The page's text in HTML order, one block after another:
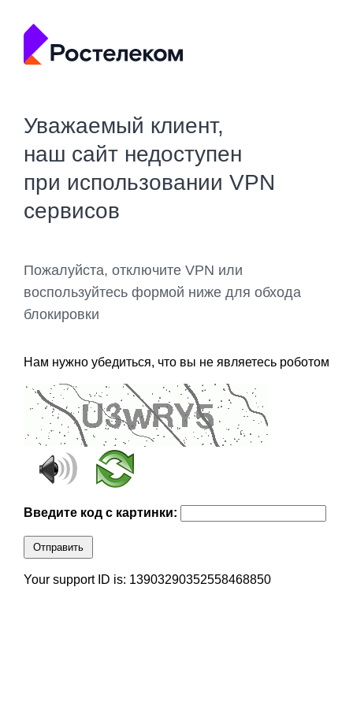
Уважаемый клиент,
наш сайт недоступен
при использовании VPN
сервисов
Пожалуйста, отключите VPN или
воспользуйтесь формой ниже для обхода
блокировки
Нам нужно убедиться, что вы не являетесь роботом
Введите код с картинки:
Отправить
Your support ID is: 13903290352558468850